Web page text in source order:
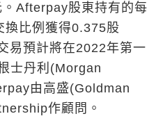
Afterpay股東持有的每
換比例獲得0.375股
易預計將在2022年第一
士丹利(Morgan
由高盛(Goldman
作顧問。